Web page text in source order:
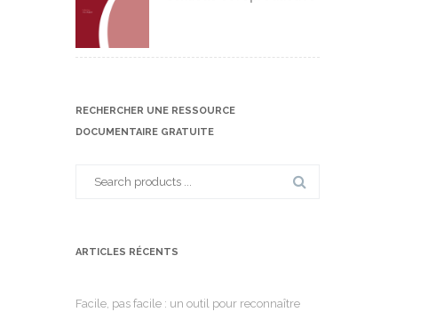
RECHERCHER UNE RESSOURCE
DOCUMENTAIRE GRATUITE
ARTICLES RÉCENTS
Facile, pas facile : un outil pour reconnaître